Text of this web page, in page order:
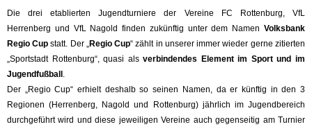
Die drei etablierten Jugendturniere der Vereine FC Rottenburg, VfL
Herrenberg und VfL Nagold finden zukünftig unter dem Namen Volksbank
Regio Cupstatt. Der „ Regio Cup“ zählt in unserer immer wieder gerne zitierten
„Sportstadt Rottenburg“, quasi alsverbindendes Element im Sport und im
Jugendfußball
Der „Regio Cup“ erhielt deshalb so seinen Namen, da er künftig in den 3
Regionen (Herrenberg, Nagold und Rottenburg) jährlich im Jugendbereich
durchgeführt wird und diese jeweiligen Vereine auch gegenseitig am Turnier